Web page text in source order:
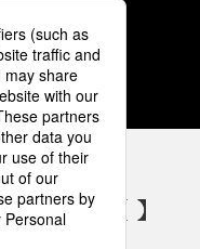
5
アカウント